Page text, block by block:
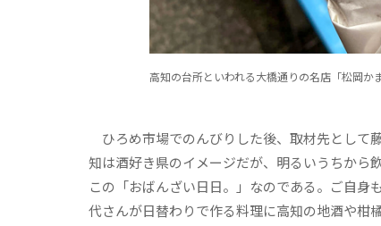
高知の台所といわれる大橋通りの名店「松岡か
ひろめ市場でのんびりした後、取材先として
知は酒好き県のイメージだが、明るいうちから
この「おばんざい日日。」なのである。ご自
代さんが日替わりで作る料理に高知の地酒や柑